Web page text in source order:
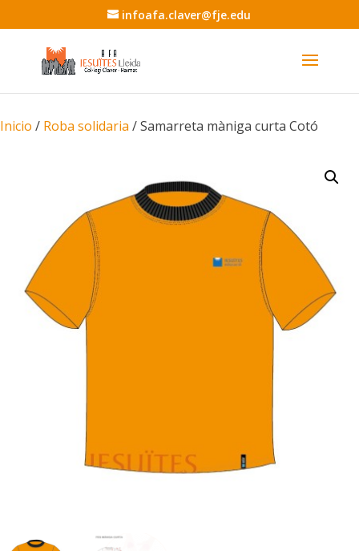
infoafa.claver@fje.edu
Inicio / Roba solidaria / Samarreta màniga curta Cotó